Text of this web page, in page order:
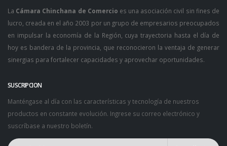
La Cámara Chinchana de Comercio es una asociación civil sin fines de
lucro, creada en el año 2003 por un grupo de empresarios preocupados
en impulsar la economía de la Región, cuya trayectoria hasta el día de
hoy es bandera de la provincia, que reconocieron la ventaja de generar
sinergias para fortalecer capacidades y aprovechar oportunidades.
SUSCRIPCION
Manténgase al día con las características y tecnología de nuestros
productos en constante evolución. Ingrese su correo electrónico y
suscríbase a nuestro boletín.